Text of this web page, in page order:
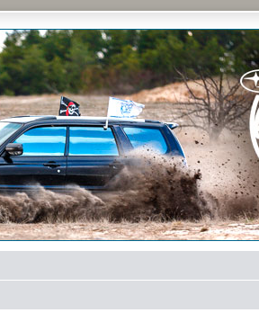
встречи, скидки от партнеров и просто много